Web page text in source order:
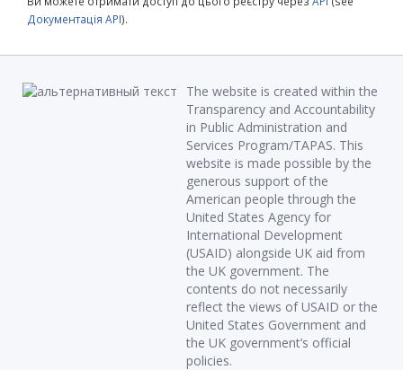
Документація API).
The website is created within the
Transparency and Accountability
in Public Administration and
Services Program/TAPAS. This
website is made possible by the
generous support of the
American people through the
United States Agency for
International Development
(USAID) alongside UK aid from
the UK government. The
contents do not necessarily
reflect the views of USAID or the
United States Government and
the UK government’s official
policies.